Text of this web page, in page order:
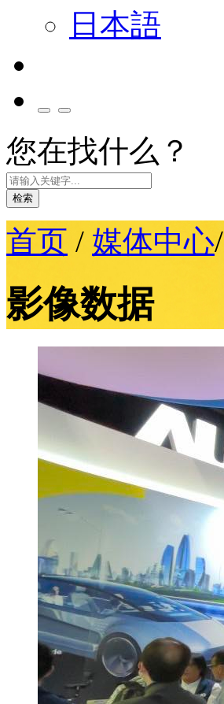
日本語
您在找什么？
检索
首页 / 媒体中心/
影像数据